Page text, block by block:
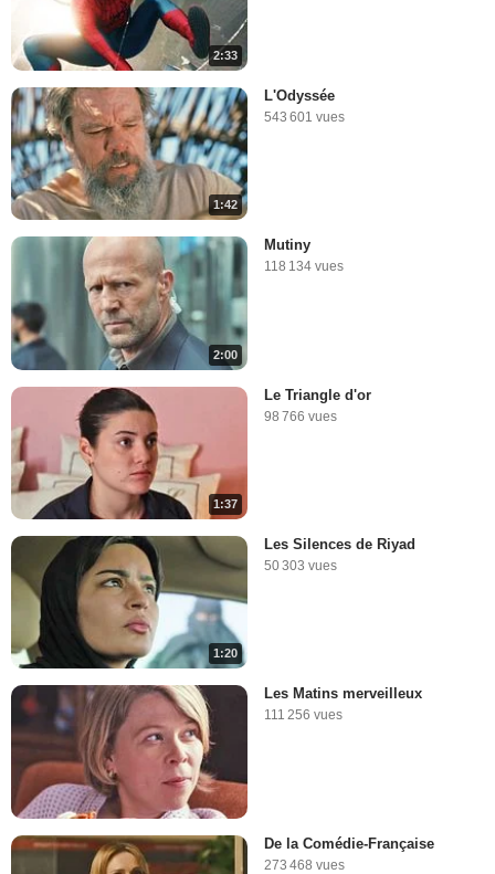
2:33
1:42
L'Odyssée
543 601 vues
2:00
Mutiny
118 134 vues
1:37
Le Triangle d'or
98 766 vues
1:20
Les Silences de Riyad
50 303 vues
Les Matins merveilleux
111 256 vues
De la Comédie-Française
273 468 vues